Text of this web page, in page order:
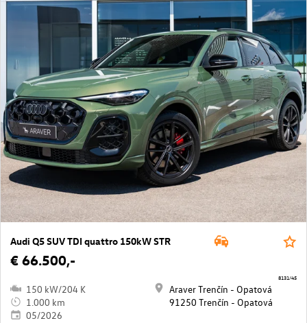
Audi Q5 SUV TDI quattro 150kW STR
€ 66.500,-
150 kW/204 K
1.000 km
05/2026
Araver Trenčín - Opatová
91250 Trenčín - Opatová
8131/45